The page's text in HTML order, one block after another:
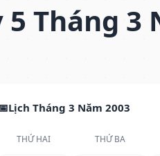
Tháng 3
Lịch Tháng 3 Năm 2003
THỨ HAI THỨ BA